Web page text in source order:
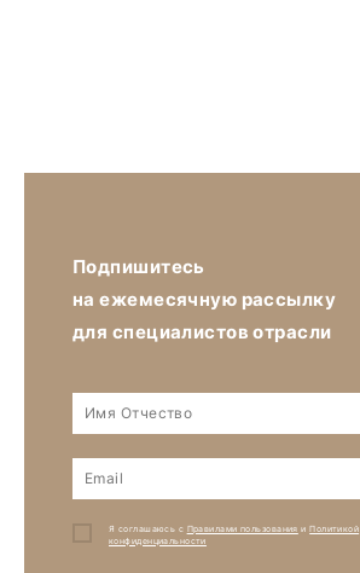
Подпишитесь
на ежемесячную рассылку
для специалистов отрасли
Я соглашаюсь с Правилами пользования иПолитикой
конфиденциальности